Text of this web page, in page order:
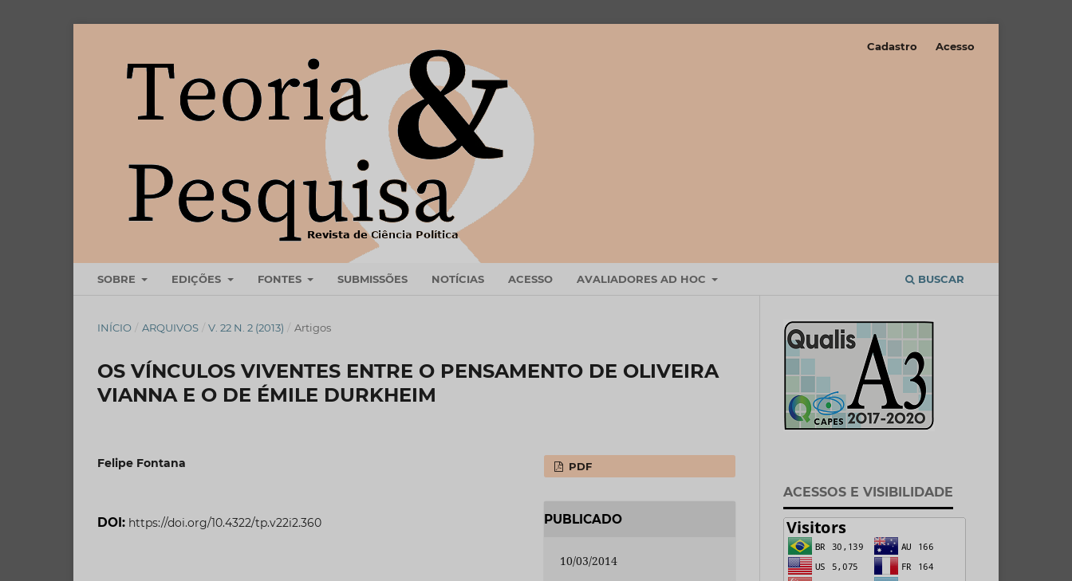
SOBRE EDIÇÕES FONTES SUBMISSÕES NOTÍCIAS ACESSO AVALIADORES AD HOC BUSCAR
Cadastro Acesso
INÍCIO / ARQUIVOS / V. 22 N. 2 (2013) / Artigos
OS VÍNCULOS VIVENTES ENTRE O PENSAMENTO DE OLIVEIRA
VIANNA E O DE ÉMILE DURKHEIM
Felipe Fontana
DOI: https://doi.org/10.4322/tp.v22i2.360
PDF
PUBLICADO
10/03/2014
ACESSOS E VISIBILIDADE